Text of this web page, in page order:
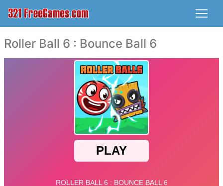
Roller Ball 6 : Bounce Ball 6